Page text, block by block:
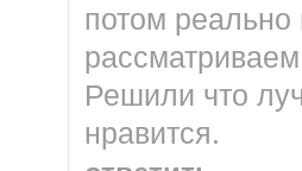
потом реально
Решили что
нравится.